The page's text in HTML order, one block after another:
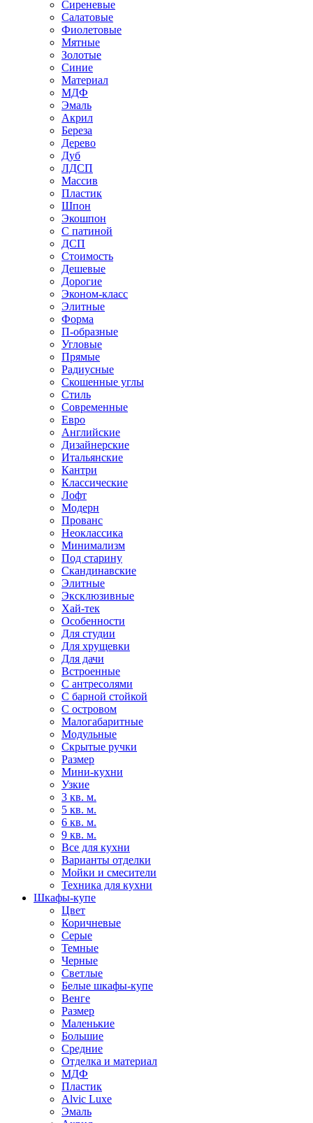
Сиреневые
Салатовые
Фиолетовые
Мятные
Золотые
Синие
Материал
МДФ
Эмаль
Акрил
Береза
Дерево
Дуб
ЛДСП
Массив
Пластик
Шпон
Экошпон
С патиной
ДСП
Стоимость
Дешевые
Дорогие
Эконом-класс
Элитные
Форма
П-образные
Угловые
Прямые
Радиусные
Скошенные углы
Стиль
Современные
Евро
Английские
Дизайнерские
Итальянские
Кантри
Классические
Лофт
Модерн
Прованс
Неоклассика
Минимализм
Под старину
Скандинавские
Элитные
Эксклюзивные
Хай-тек
Особенности
Для студии
Для хрущевки
Для дачи
Встроенные
С антресолями
С барной стойкой
С островом
Малогабаритные
Модульные
Скрытые ручки
Размер
Мини-кухни
Узкие
3 кв. м.
5 кв. м.
6 кв. м.
9 кв. м.
Все для кухни
Варианты отделки
Мойки и смесители
Техника для кухни
Шкафы-купе
Цвет
Коричневые
Серые
Темные
Черные
Светлые
Белые шкафы-купе
Венге
Размер
Маленькие
Большие
Средние
Отделка и материал
МДФ
Пластик
Alvic Luxe
Эмаль